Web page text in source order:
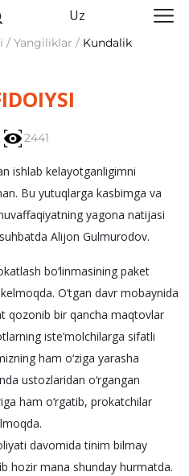
Uz
/ Yangiliklar / Kundalik
2441
ishlab kelayotganligimni
Bu yutuqlarga kasbimga va
yagona natijasi
Alijon Gulmurodov.
bo‘linmasining paket
O‘tgan davr mobaynida
qozonib bir qancha maqtovlar
iste’molchilarga sifatli
ham o‘ziga yarasha
ustozlaridan o‘rgangan
ham o‘rgatib, prokatchilar
davomida tinim bilmay
hozir mana shunday hurmatda.